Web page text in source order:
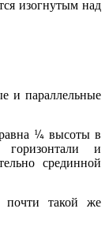
изогнутым над
и параллельные
¼ высоты в
горизонтали и
срединной
почти такой же